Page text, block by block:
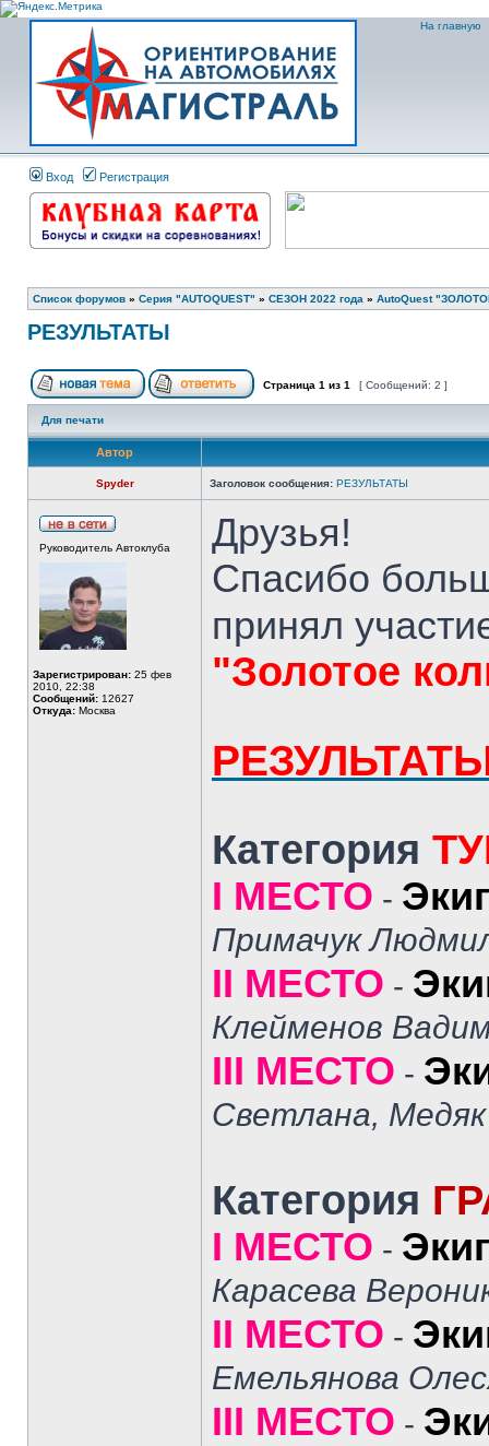
На главную
Вход Регистрация
Список форумов » Серия "AUTOQUEST" » СЕЗОН 2022 года » AutoQuest
РЕЗУЛЬТАТЫ
Страница 1 из 1 [ Сообщений: 2 ]
Для печати
Автор
Spyder Заголовок сообщения: РЕЗУЛЬТАТЫ
Руководитель Автоклуба
Зарегистрирован: 25 фев
2010, 22:38
Сообщений: 12627
Откуда: Москва
Друзья!
Спасибо
принял
"Золотое
Категория
I МЕСТО -
Примачук
II МЕСТО -
Клейменов
III МЕСТО -
Светлана,
Категория
I МЕСТО -
Карасева
II МЕСТО -
Емельянова
III МЕСТО -